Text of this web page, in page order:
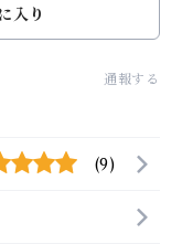
入り
通報する
(9)